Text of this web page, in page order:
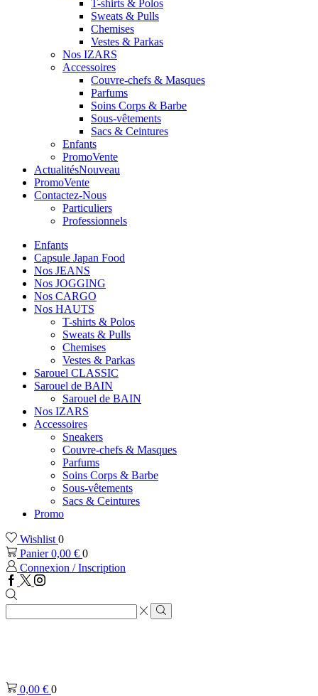
T-shirts & Polos
Sweats & Pulls
Chemises
Vestes & Parkas
Nos IZARS
Accessoires
Couvre-chefs & Masques
Parfums
Soins Corps & Barbe
Sous-vêtements
Sacs & Ceintures
Enfants
PromoVente
ActualitésNouveau
PromoVente
Contactez-Nous
Particuliers
Professionnels
Enfants
Capsule Japan Food
Nos JEANS
Nos JOGGING
Nos CARGO
Nos HAUTS
T-shirts & Polos
Sweats & Pulls
Chemises
Vestes & Parkas
Sarouel CLASSIC
Sarouel de BAIN
Sarouel de BAIN
Nos IZARS
Accessoires
Sneakers
Couvre-chefs & Masques
Parfums
Soins Corps & Barbe
Sous-vêtements
Sacs & Ceintures
Promo
Wishlist 0
Panier0,00 € 0
Connexion / Inscription
Facebook
TwitterInstagram
Zone
de
Rechercher
0,00 € 0